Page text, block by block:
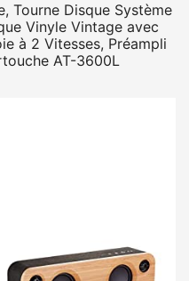
Tourne Disque Système
Vinyle Vintage avec
à 2 Vitesses, Préampli
AT-3600L